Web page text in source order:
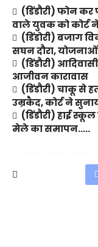
(डिंडौरी) फोन
वाले युवक को कोर्ट
(डिंडोरी) बजाग
सघन दौरा,
(डिंडौरी)
आजीवन कारावास
(डिंडौरी) चाकू से
उम्रकैद, कोर्ट ने
(डिंडौरी) हाई
मेले का समापन…..